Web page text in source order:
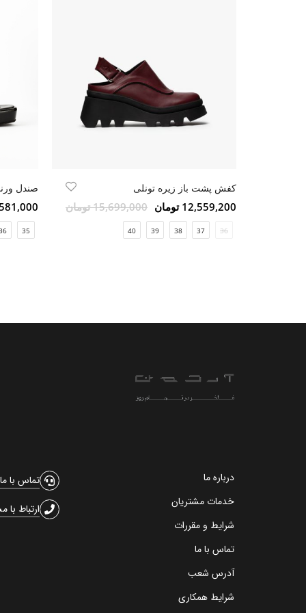
کفش پشت باز زیره تونلی
12,559,200 تومان 15,699,000 تومان
36
37
38
39
40
صندل
5,581,000
35
درباره ما
خدمات مشتریان
شرایط و مقررات
تماس با ما
آدرس شعب
شرایط همکاری
تماس با ما
ارتباط با